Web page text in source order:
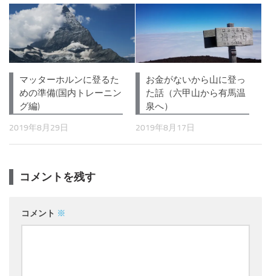
マッターホルンに登るた
めの準備(国内トレーニン
グ編)
2019年8月29日
お金がないから山に登っ
た話（六甲山から有馬温
泉へ）
2019年8月17日
コメントを残す
コメント ※